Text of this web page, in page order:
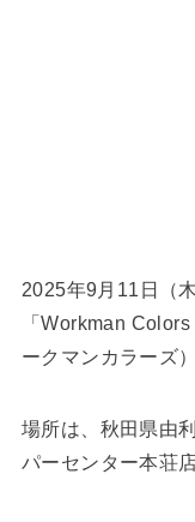
2025年9月11日（
「Workman
ークマンカラーズ
場所は、秋田県由
パーセンター本荘